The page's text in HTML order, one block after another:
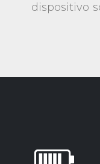
dispositivo